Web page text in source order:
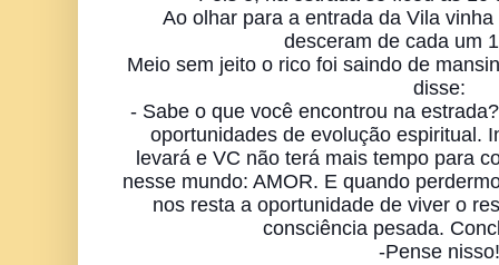
Ao olhar para a entrada da Vila
desceram de cada um
Meio sem jeito o rico foi saindo de
disse:
- Sabe o que você encontrou na
oportunidades de evolução espiritual.
levará e VC não terá mais tempo para
nesse mundo: AMOR. E quando
nos resta a oportunidade de viver o
consciência pesada.
-Pense